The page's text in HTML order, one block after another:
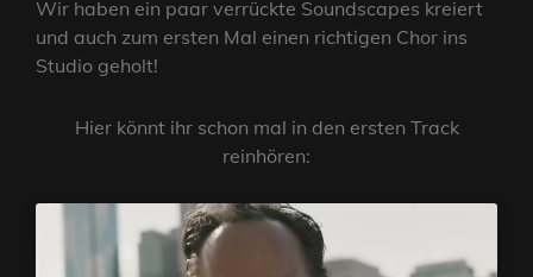
Wir haben ein paar verrückte Soundscapes kreiert
und auch zum ersten Mal einen richtigen Chor ins
Studio geholt!
Hier könnt ihr schon mal in den ersten Track
reinhören: